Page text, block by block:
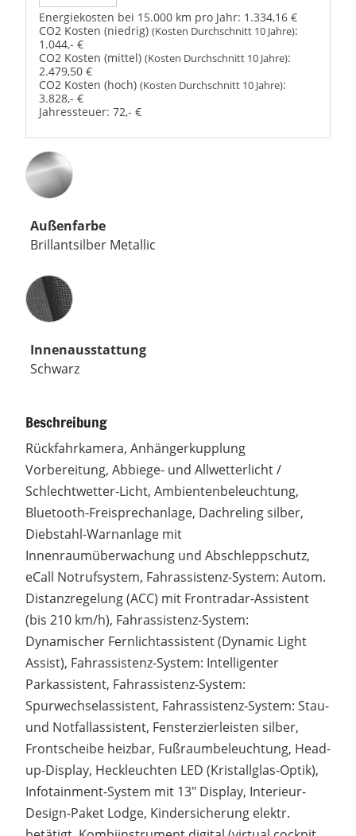
Energiekosten bei 15.000 km pro Jahr: 1.334,16 €
CO2 Kosten (niedrig) (Kosten Durchschnitt 10 Jahre):
1.044,- €
CO2 Kosten (mittel) (Kosten Durchschnitt 10 Jahre):
2.479,50 €
CO2 Kosten (hoch) (Kosten Durchschnitt 10 Jahre):
3.828,- €
Jahressteuer: 72,- €
Außenfarbe
Brillantsilber Metallic
Innenausstattung
Innenausstattung
Schwarz
Beschreibung
Rückfahrkamera, Anhängerkupplung
Vorbereitung, Abbiege- und Allwetterlicht /
Schlechtwetter-Licht, Ambientenbeleuchtung,
Bluetooth-Freisprechanlage, Dachreling silber,
Diebstahl-Warnanlage mit
Innenraumüberwachung und Abschleppschutz,
eCall Notrufsystem, Fahrassistenz-System: Autom.
Distanzregelung (ACC) mit Frontradar-Assistent
(bis 210 km/h), Fahrassistenz-System:
Dynamischer Fernlichtassistent (Dynamic Light
Assist), Fahrassistenz-System: Intelligenter
Parkassistent, Fahrassistenz-System:
Spurwechselassistent, Fahrassistenz-System: Stau-
und Notfallassistent, Fensterzierleisten silber,
Frontscheibe heizbar, Fußraumbeleuchtung, Head-
up-Display, Heckleuchten LED (Kristallglas-Optik),
Infotainment-System mit 13" Display, Interieur-
Design-Paket Lodge, Kindersicherung elektr.